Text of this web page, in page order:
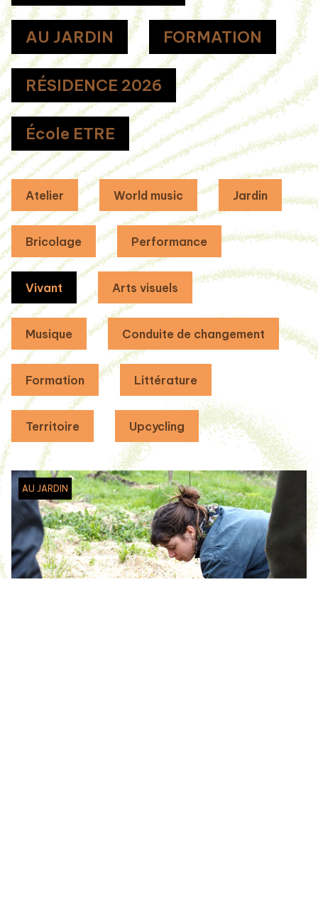
AU JARDIN FORMATION
RÉSIDENCE 2026
École ETRE
Atelier World music Jardin
Bricolage Performance
Vivant Arts visuels
Musique Conduite de changement
Formation Littérature
Territoire Upcycling
AU JARDIN